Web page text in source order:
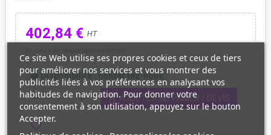
402,84 € HT
new_releases Disponibilité : contactez-nous
remove add shopping_cartAJOUTER AU PANIER / DEVIS
favorite_border
Ce site Web utilise ses propres cookies et ceux de tiers
pour améliorer nos services et vous montrer des
publicités liées à vos préférences en analysant vos
habitudes de navigation. Pour donner votre
consentement à son utilisation, appuyez sur le bouton
Accepter.